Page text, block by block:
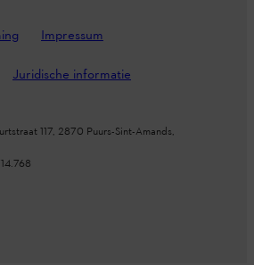
Impressum
Juridische informatie
117, 2870 Puurs-Sint-Amands,